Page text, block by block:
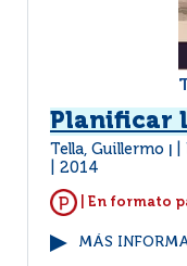
Planificar
Tella, Guillermo
2014
| En formato
MÁS